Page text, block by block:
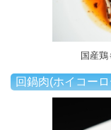
国産
回鍋肉(ホイコー